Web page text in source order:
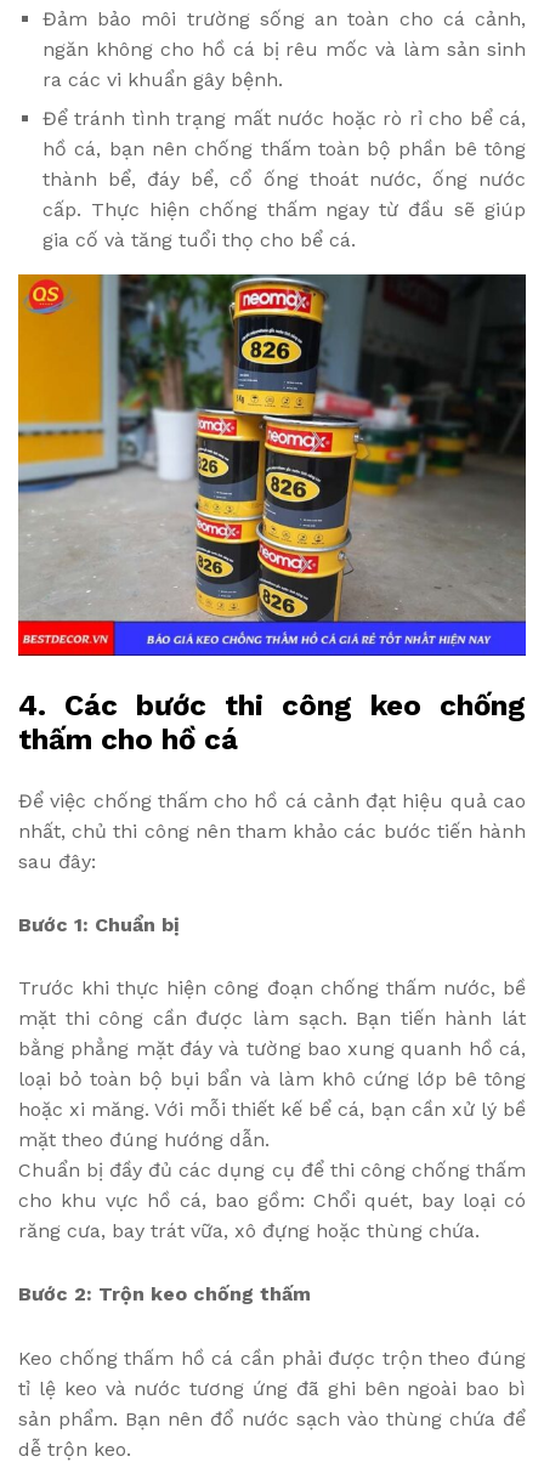
Đảm bảo môi trường sống an toàn cho cá cảnh,
ngăn không cho hồ cá bị rêu mốc và làm sản sinh
ra các vi khuẩn gây bệnh.
Để tránh tình trạng mất nước hoặc rò rỉ cho bể cá,
hồ cá, bạn nên chống thấm toàn bộ phần bê tông
thành bể, đáy bể, cổ ống thoát nước, ống nước
cấp. Thực hiện chống thấm ngay từ đầu sẽ giúp
gia cố và tăng tuổi thọ cho bể cá.
4. Các bước thi công keo chống
thấm cho hồ cá
Để việc chống thấm cho hồ cá cảnh đạt hiệu quả cao
nhất, chủ thi công nên tham khảo các bước tiến hành
sau đây:
Bước 1: Chuẩn bị
Trước khi thực hiện công đoạn chống thấm nước, bề
mặt thi công cần được làm sạch. Bạn tiến hành lát
bằng phẳng mặt đáy và tường bao xung quanh hồ cá,
loại bỏ toàn bộ bụi bẩn và làm khô cứng lớp bê tông
hoặc xi măng. Với mỗi thiết kế bể cá, bạn cần xử lý bề
mặt theo đúng hướng dẫn.
Chuẩn bị đầy đủ các dụng cụ để thi công chống thấm
cho khu vực hồ cá, bao gồm: Chổi quét, bay loại có
răng cưa, bay trát vữa, xô đựng hoặc thùng chứa.
Bước 2: Trộn keo chống thấm
Keo chống thấm hồ cá cần phải được trộn theo đúng
tỉ lệ keo và nước tương ứng đã ghi bên ngoài bao bì
sản phẩm. Bạn nên đổ nước sạch vào thùng chứa để
dễ trộn keo.